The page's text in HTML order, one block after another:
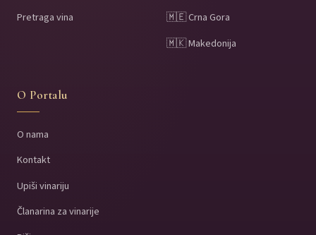
Pretraga vina
🇲🇪 Crna Gora
🇲🇰 Makedonija
O Portalu
O nama
Kontakt
Upiši vinariju
Članarina za vinarije